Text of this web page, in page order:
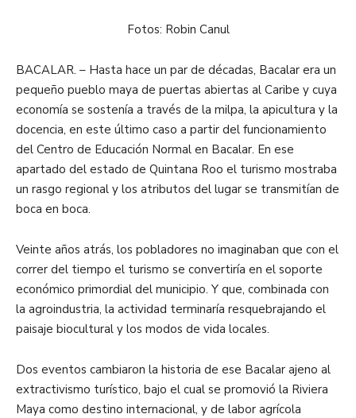
Fotos: Robin Canul
BACALAR. – Hasta hace un par de décadas, Bacalar era un
pequeño pueblo maya de puertas abiertas al Caribe y cuya
economía se sostenía a través de la milpa, la apicultura y la
docencia, en este último caso a partir del funcionamiento
del Centro de Educación Normal en Bacalar. En ese
apartado del estado de Quintana Roo el turismo mostraba
un rasgo regional y los atributos del lugar se transmitían de
boca en boca.
Veinte años atrás, los pobladores no imaginaban que con el
correr del tiempo el turismo se convertiría en el soporte
económico primordial del municipio. Y que, combinada con
la agroindustria, la actividad terminaría resquebrajando el
paisaje biocultural y los modos de vida locales.
Dos eventos cambiaron la historia de ese Bacalar ajeno al
extractivismo turístico, bajo el cual se promovió la Riviera
Maya como destino internacional, y de labor agrícola